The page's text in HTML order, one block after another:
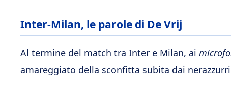
Inter-Milan, le parole di De Vrij
Al termine del match tra Inter e Milan, ai
amareggiato della sconfitta subita dai